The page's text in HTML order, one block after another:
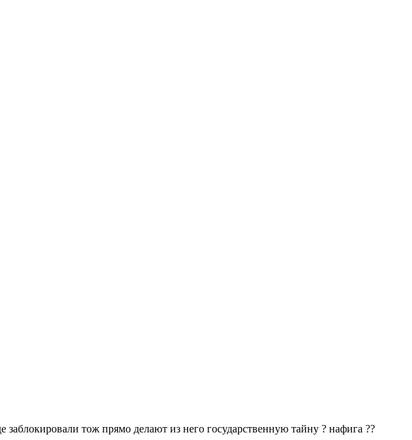
заблокировали тож прямо делают из него государственную тайну ? нафига ??